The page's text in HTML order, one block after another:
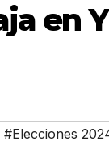
en
#Elecciones